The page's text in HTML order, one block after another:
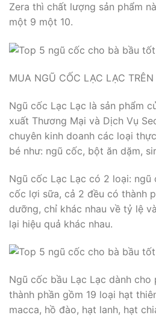
Zera thì chất lượng sản phẩm
một 9 một 10.
MUA NGŨ CỐC LẠC LẠC TRÊN
Ngũ cốc Lạc Lạc là sản phẩm
xuất Thương Mại và Dịch Vụ
chuyên kinh doanh các loại
bé như: ngũ cốc, bột ăn dặm,
Ngũ cốc Lạc Lạc có 2 loại: ngũ
cốc lợi sữa, cả 2 đều có thành
dưỡng, chỉ khác nhau về tỷ lệ
lại hiệu quả khác nhau.
Ngũ cốc bầu Lạc Lạc dành cho
thành phần gồm 19 loại hạt
macca, hồ đào, hạt lanh, hạt